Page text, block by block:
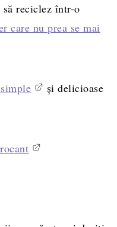
reciclez într-o
care nu prea se mai
și delicioase